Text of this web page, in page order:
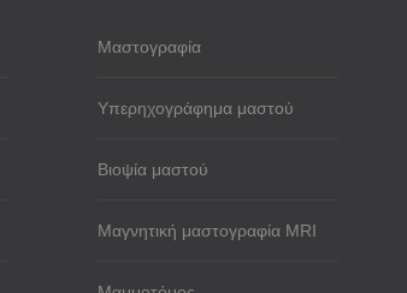
Μαστογραφία
Υπερηχογράφημα μαστού
Βιοψία μαστού
Μαγνητική μαστογραφία MRI